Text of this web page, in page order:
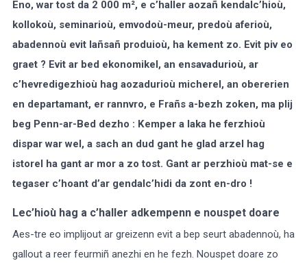
Eno, war tost da 2 000 m², e c’haller aozañ kendalc’hioù,
kollokoù, seminarioù, emvodoù-meur, predoù aferioù,
abadennoù evit lañsañ produioù, ha kement zo. Evit piv eo
graet ? Evit ar bed ekonomikel, an ensavadurioù, ar
c’hevredigezhioù hag aozadurioù micherel, an obererien
en departamant, er rannvro, e Frañs a-bezh zoken, ma plij
beg Penn-ar-Bed dezho : Kemper a laka he ferzhioù
dispar war wel, a sach an dud gant he glad arzel hag
istorel ha gant ar mor a zo tost. Gant ar perzhioù mat-se e
tegaser c’hoant d’ar gendalc’hidi da zont en-dro !
Lec’hioù hag a c’haller adkempenn e nouspet doare
Aes-tre eo implijout ar greizenn evit a bep seurt abadennoù, ha
gallout a reer feurmiñ anezhi en he fezh. Nouspet doare zo